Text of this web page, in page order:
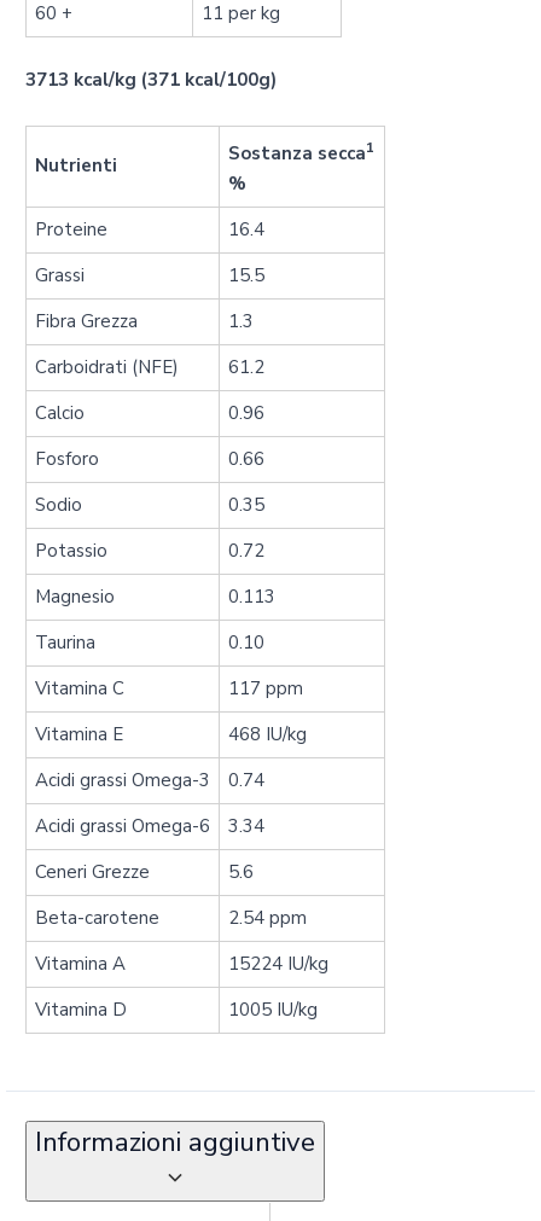
60 +
11 per kg
3713 kcal/kg (371 kcal/100g)
Nutrienti Sostanza secca1
%
Proteine
16.4
Grassi
15.5
Fibra Grezza
1.3
Carboidrati (NFE)
61.2
Calcio
0.96
Fosforo
0.66
Sodio
0.35
Potassio
0.72
Magnesio
0.113
Taurina
0.10
Vitamina C
117 ppm
Vitamina E
468 IU/kg
Acidi grassi Omega-3
0.74
Acidi grassi Omega-6
3.34
Ceneri Grezze
5.6
Beta-carotene
2.54 ppm
Vitamina A
15224 IU/kg
Vitamina D
1005 IU/kg
Informazioni aggiuntive